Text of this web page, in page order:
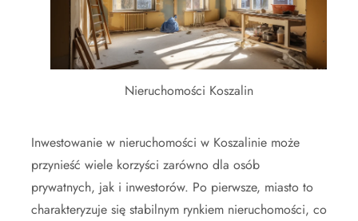
Nieruchomości Koszalin
Inwestowanie w nieruchomości w Koszalinie może
przynieść wiele korzyści zarówno dla osób
prywatnych, jak i inwestorów. Po pierwsze, miasto to
charakteryzuje się stabilnym rynkiem nieruchomości, co